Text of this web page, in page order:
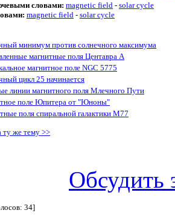
словами: magnetic field - solar cycle
magnetic field - solar cycle
минимум против солнечного максимума
магнитные поля Центавра А
магнитное поле NGC 5775
цикл 25 начинается
линии магнитного поля Млечного Пути
поле Юпитера от "Юноны"
поля спиральной галактики M77
ту же тему >>
Обсудить
34]